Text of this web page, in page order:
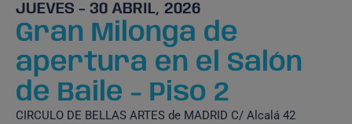
JUEVES - 30 ABRIL, 2026
Gran Milonga de
apertura en el Salón
de Baile - Piso 2
CIRCULO DE BELLAS ARTES de MADRID C/ Alcalá 42